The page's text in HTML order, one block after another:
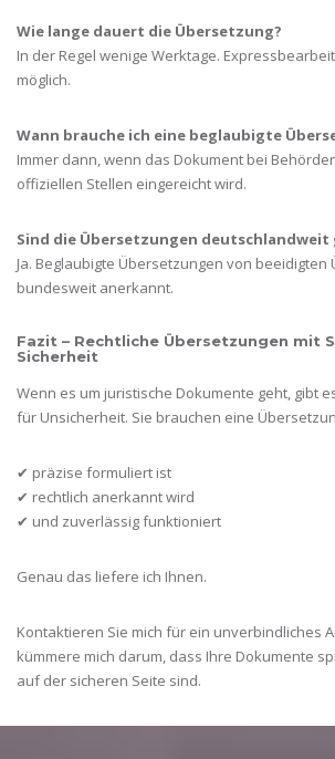
Wie lange dauert die Übersetzung?
In der Regel wenige Werktage.
möglich.
Wann brauche ich eine beglaubigte
Immer dann, wenn das Dokument bei
offiziellen Stellen eingereicht wird.
Sind die Übersetzungen deutschlandweit
Ja. Beglaubigte Übersetzungen von
bundesweit anerkannt.
Fazit – Rechtliche Übersetzungen mit
Sicherheit
Wenn es um juristische Dokumente geht, gibt
für Unsicherheit. Sie brauchen eine
✔ präzise formuliert ist
✔ rechtlich anerkannt wird
✔ und zuverlässig funktioniert
Genau das liefere ich Ihnen.
Kontaktieren Sie mich für ein unverbindliches
kümmere mich darum, dass Ihre Dokumente
auf der sicheren Seite sind.